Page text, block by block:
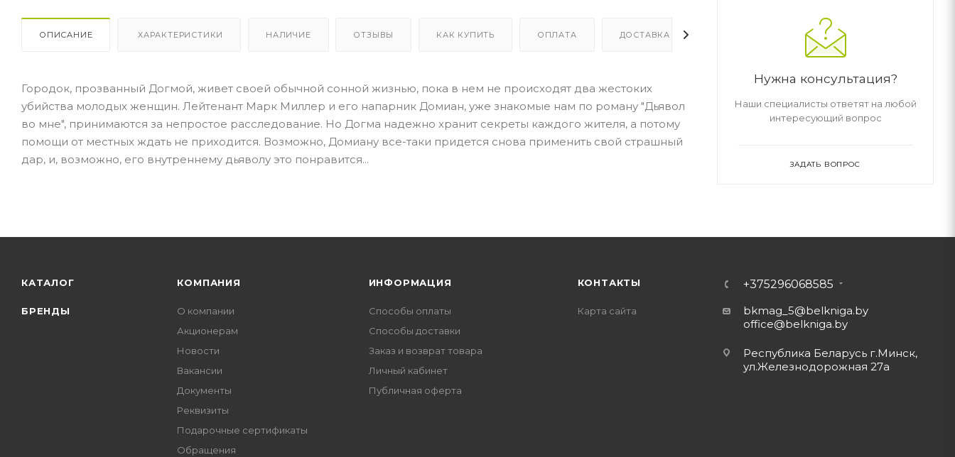
ОПИСАНИЕ ХАРАКТЕРИСТИКИ НАЛИЧИЕ ОТЗЫВЫ КАК КУПИТЬ ОПЛАТА ДОСТАВКА
Городок, прозванный Догмой, живет своей обычной сонной жизнью, пока в нем не происходят два жестоких
убийства молодых женщин. Лейтенант Марк Миллер и его напарник Домиан, уже знакомые нам по роману "Дьявол
во мне", принимаются за непростое расследование. Но Догма надежно хранит секреты каждого жителя, а потому
помощи от местных ждать не приходится. Возможно, Домиану все-таки придется снова применить свой страшный
дар, и, возможно, его внутреннему дьяволу это понравится...
Нужна консультация?
Наши специалисты ответят на любой
интересующий вопрос
ЗАДАТЬ ВОПРОС
КАТАЛОГ
БРЕНДЫ
КОМПАНИЯ
О компании
Акционерам
Новости
Вакансии
Документы
Реквизиты
Подарочные сертификаты
Обращения
ИНФОРМАЦИЯ
Способы оплаты
Способы доставки
Заказ и возврат товара
Личный кабинет
Публичная оферта
КОНТАКТЫ
Карта сайта
+375296068585
bkmag_5@belkniga.by
office@belkniga.by
Республика Беларусь г.Минск,
ул.Железнодорожная 27а